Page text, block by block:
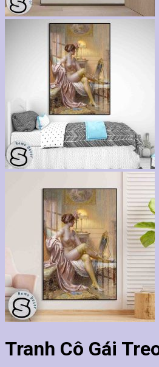
Tranh Cô Gái